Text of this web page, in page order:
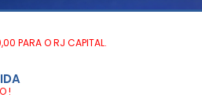
PARA O RJ CAPITAL.
!